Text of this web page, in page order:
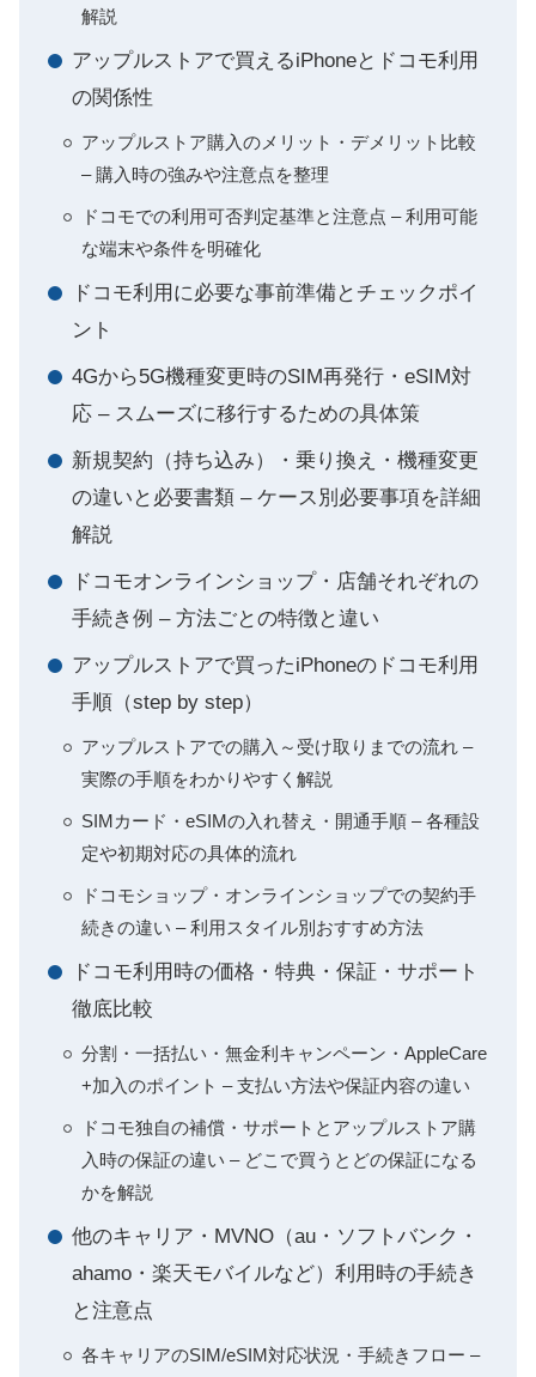
解説
アップルストアで買えるiPhoneとドコモ利用
の関係性
アップルストア購入のメリット・デメリット比較
– 購入時の強みや注意点を整理
ドコモでの利用可否判定基準と注意点 – 利用可能
な端末や条件を明確化
ドコモ利用に必要な事前準備とチェックポイ
ント
4Gから5G機種変更時のSIM再発行・eSIM対
応 – スムーズに移行するための具体策
新規契約（持ち込み）・乗り換え・機種変更
の違いと必要書類 – ケース別必要事項を詳細
解説
ドコモオンラインショップ・店舗それぞれの
手続き例 – 方法ごとの特徴と違い
アップルストアで買ったiPhoneのドコモ利用
手順（step by step）
アップルストアでの購入～受け取りまでの流れ –
実際の手順をわかりやすく解説
SIMカード・eSIMの入れ替え・開通手順 – 各種設
定や初期対応の具体的流れ
ドコモショップ・オンラインショップでの契約手
続きの違い – 利用スタイル別おすすめ方法
ドコモ利用時の価格・特典・保証・サポート
徹底比較
分割・一括払い・無金利キャンペーン・AppleCare
+加入のポイント – 支払い方法や保証内容の違い
ドコモ独自の補償・サポートとアップルストア購
入時の保証の違い – どこで買うとどの保証になる
かを解説
他のキャリア・MVNO（au・ソフトバンク・
ahamo・楽天モバイルなど）利用時の手続き
と注意点
各キャリアのSIM/eSIM対応状況・手続きフロー –